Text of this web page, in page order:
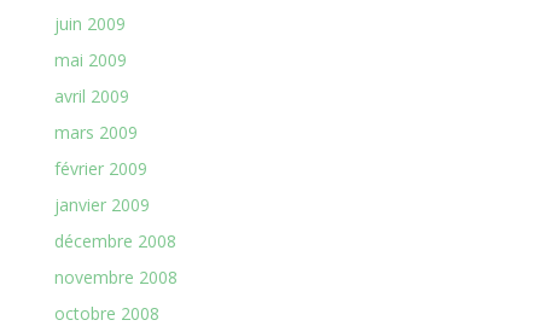
juin 2009
mai 2009
avril 2009
mars 2009
février 2009
janvier 2009
décembre 2008
novembre 2008
octobre 2008